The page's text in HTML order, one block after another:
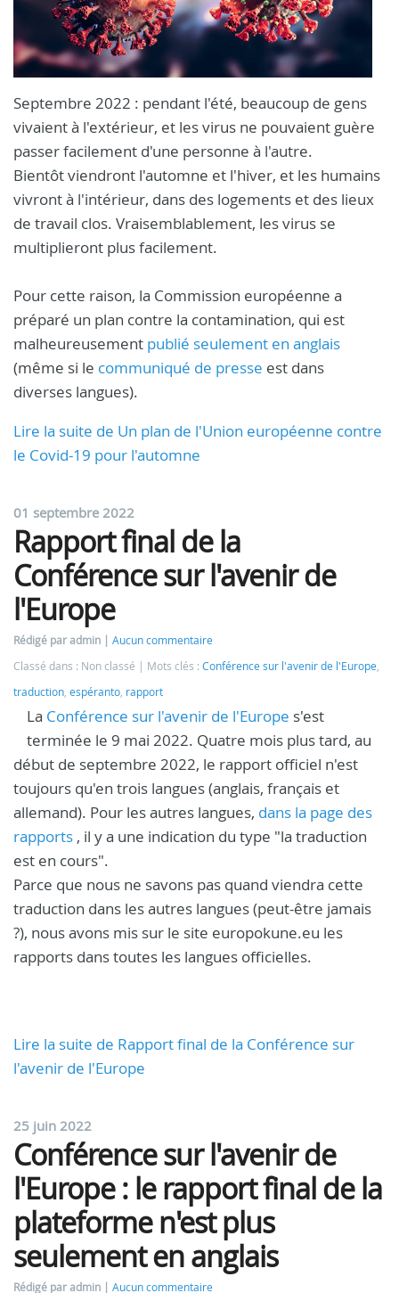
Septembre 2022 : pendant l'été, beaucoup de gens
vivaient à l'extérieur, et les virus ne pouvaient guère
passer facilement d'une personne à l'autre.
Bientôt viendront l'automne et l'hiver, et les humains
vivront à l'intérieur, dans des logements et des lieux
de travail clos. Vraisemblablement, les virus se
multiplieront plus facilement.
Pour cette raison, la Commission européenne a
préparé un plan contre la contamination, qui est
malheureusement publié seulement en anglais
(même si le communiqué de presse est dans
diverses langues).
Lire la suite de Un plan de l'Union européenne contre
le Covid-19 pour l'automne
01 septembre 2022
Rapport final de la
Conférence sur l'avenir de
l'Europe
Rédigé par admin
Aucun commentaire
Classé dans : Non classé
Mots clés : Conférence sur l'avenir de l'Europe,
traduction, espéranto, rapport
La Conférence sur l'avenir de l'Europe s'est
terminée le 9 mai 2022. Quatre mois plus tard, au
début de septembre 2022, le rapport officiel n'est
toujours qu'en trois langues (anglais, français et
allemand). Pour les autres langues, dans la page des
rapports , il y a une indication du type "la traduction
est en cours".
Parce que nous ne savons pas quand viendra cette
traduction dans les autres langues (peut-être jamais
?), nous avons mis sur le site europokune.eu les
rapports dans toutes les langues officielles.
Lire la suite de Rapport final de la Conférence sur
l'avenir de l'Europe
25 juin 2022
Conférence sur l'avenir de
l'Europe : le rapport final de la
plateforme n'est plus
seulement en anglais
Rédigé par admin Aucun commentaire